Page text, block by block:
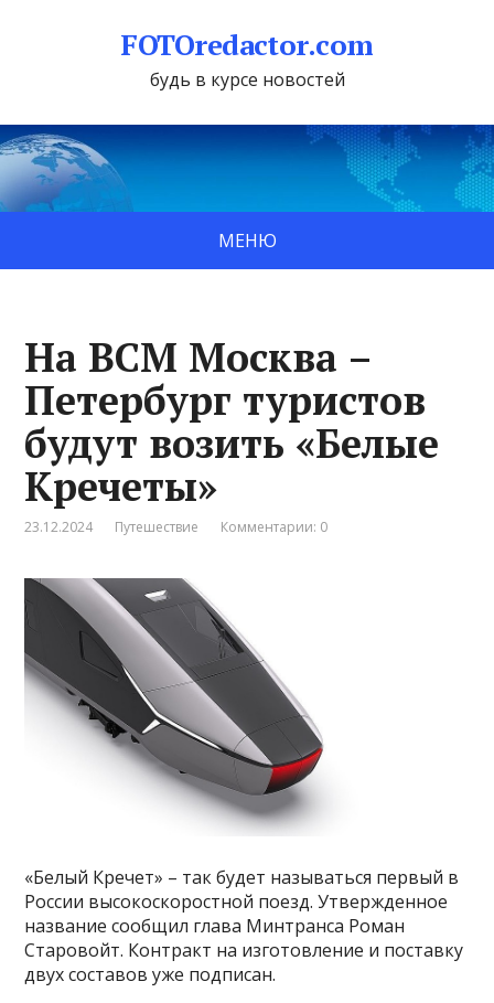
FOTOredactor.com
будь в курсе новостей
МЕНЮ
На ВСМ Москва –
Петербург туристов
будут возить «Белые
Кречеты»
23.12.2024 Путешествие Комментарии: 0
«Белый Кречет» – так будет называться первый в
России высокоскоростной поезд. Утвержденное
название сообщил глава Минтранса Роман
Старовойт. Контракт на изготовление и поставку
двух составов уже подписан.